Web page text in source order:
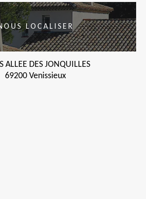
LOCALISER
ALLEE DES JONQUILLES
69200 Venissieux